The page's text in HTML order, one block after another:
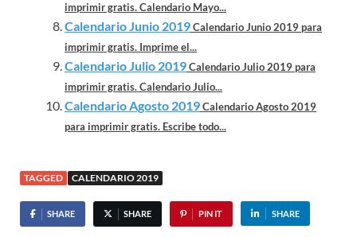
imprimir gratis. Calendario Mayo...
Calendario Junio 2019Calendario Junio 2019 para
imprimir gratis. Imprime el...
Calendario Julio 2019Calendario Julio 2019 para
imprimir gratis. Calendario Julio...
Calendario Agosto 2019Calendario Agosto 2019
para imprimir gratis. Escribe todo...
TAGGED CALENDARIO 2019
SHARE SHARE PIN IT SHARE